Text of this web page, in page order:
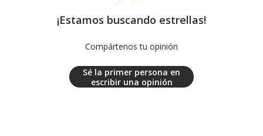
¡Estamos buscando estrellas!
Compártenos tu opinión
Sé la primer persona en
escribir una opinión